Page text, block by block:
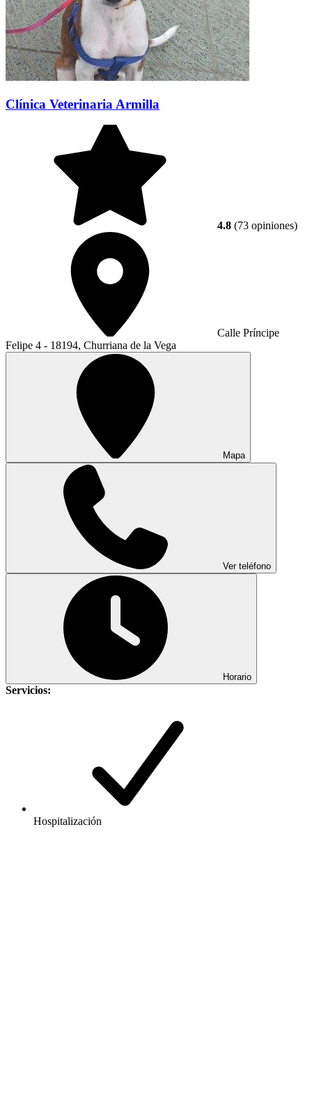
Clínica Veterinaria Armilla
4.8 (73 opiniones)
Calle Príncipe
Felipe 4 - 18194, Churriana de la Vega
Mapa
Ver teléfono
Horario
Servicios:
Hospitalización